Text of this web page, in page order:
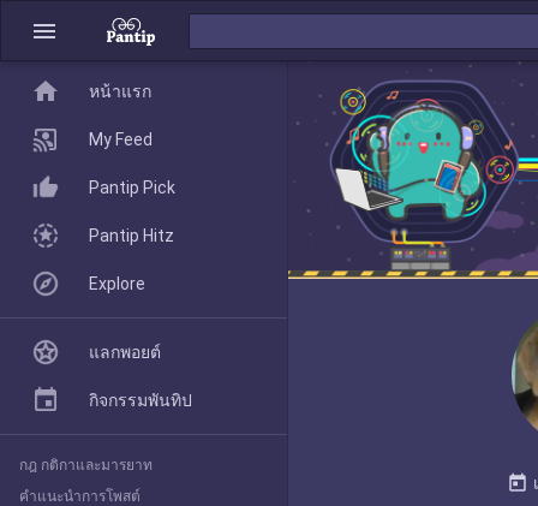
menu
today
home
Pantip Pick
Explore
home หน้าแรก
My Feed
Pantip Pick
Pantip Hitz
Explore
แลกพอยต์
กิจกรรมพันทิป
กฎ กติกาและมารยาท
คำแนะนำการโพสต์